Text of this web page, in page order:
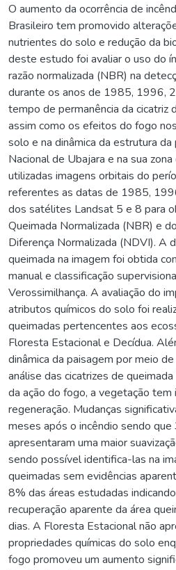
O aumento da ocorrência de
Brasileiro tem promovido
nutrientes do solo e redução da
deste estudo foi avaliar o uso do
razão normalizada (NBR) na
durante os anos de 1985, 1996,
tempo de permanência da cicatriz
assim como os efeitos do fogo
solo e na dinâmica da estrutura
Nacional de Ubajara e na sua
utilizadas imagens orbitais do
referentes as datas de 1985,
dos satélites Landsat 5 e 8 para
Queimada Normalizada (NBR) e
Diferença Normalizada (NDVI). A
queimada na imagem foi obtida
manual e classificação
Verossimilhança. A avaliação do
atributos químicos do solo foi
queimadas pertencentes aos
Floresta Estacional e Decídua.
dinâmica da paisagem por meio
análise das cicatrizes de
da ação do fogo, a vegetação tem
regeneração. Mudanças
meses após o incêndio sendo
apresentaram uma maior
sendo possível identifica-las na
queimadas sem evidências
8% das áreas estudadas
recuperação aparente da área
dias. A Floresta Estacional não
propriedades químicas do solo
fogo promoveu um aumento